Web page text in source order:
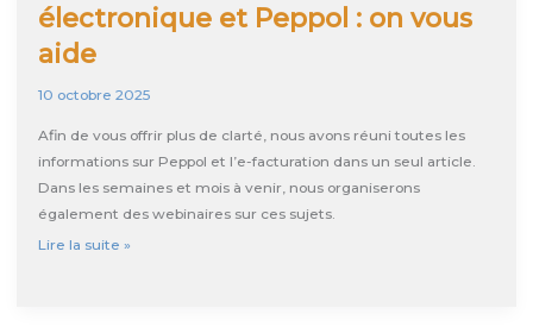
électronique et Peppol : on vous
aide
10 octobre 2025
Afin de vous offrir plus de clarté, nous avons réuni toutes les
informations sur Peppol et l’e-facturation dans un seul article.
Dans les semaines et mois à venir, nous organiserons
également des webinaires sur ces sujets.
Clearfacts
Lire la suite »